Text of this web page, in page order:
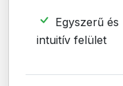
Egyszerű és
intuitív felület